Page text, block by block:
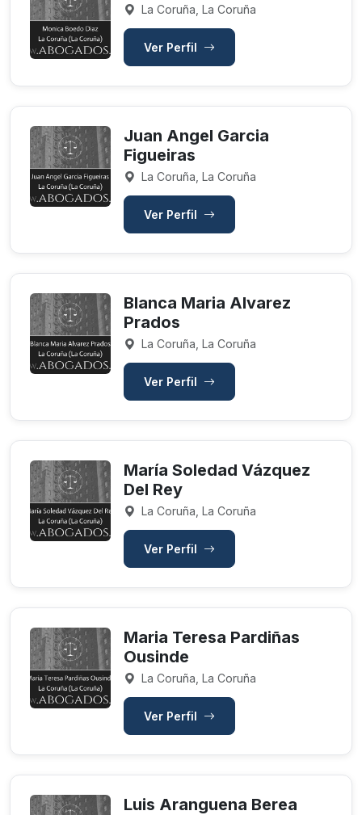
La Coruña, La Coruña
Ver Perfil
Juan Angel Garcia
Figueiras
La Coruña, La Coruña
Ver Perfil
Blanca Maria Alvarez
Prados
La Coruña, La Coruña
Ver Perfil
María Soledad Vázquez
Del Rey
La Coruña, La Coruña
Ver Perfil
Maria Teresa Pardiñas
Ousinde
La Coruña, La Coruña
Ver Perfil
Luis Aranguena Berea